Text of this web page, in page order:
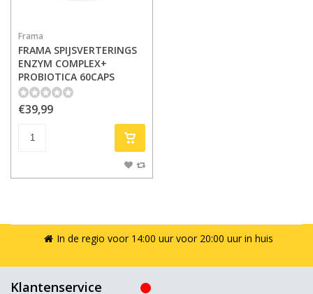
Frama
FRAMA SPIJSVERTERINGS
ENZYM COMPLEX+
PROBIOTICA 60CAPS
€39,99
In de regio voor 14:00 uur voor 20:00 uur in huis
Klantenservice